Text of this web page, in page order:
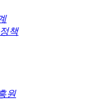
책
원